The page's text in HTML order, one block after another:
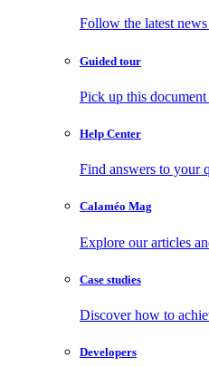
Follow the latest
Guided tour
Pick up this
Help Center
Find answers to your
Calaméo Mag
Explore our articles
Case studies
Discover how to
Developers